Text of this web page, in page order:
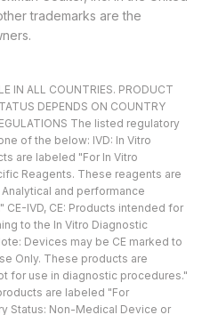
trademarks are the
IN ALL COUNTRIES. PRODUCT
DEPENDS ON COUNTRY
The listed regulatory
of the below: IVD: In Vitro
are labeled "For In Vitro
Reagents. These reagents are
and performance
IVD, CE: Products intended for
to the In Vitro Diagnostic
Devices may be CE marked to
Only. These products are
for use in diagnostic procedures."
are labeled "For
Status: Non-Medical Device or